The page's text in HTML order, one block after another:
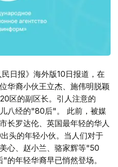
日报》海外版10日报道，在
华裔小伙王立杰、施伟明脱颖
区的副区长。引人注意的
八经的"80后"。 此前，被媒
长罗达伦、英国最年轻的华人
头的年轻小伙。当人们对于
心、赵小兰、骆家辉等"50
年轻华裔早已悄然登场。